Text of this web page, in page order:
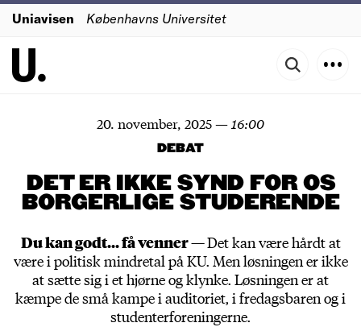
Uniavisen Københavns Universitet
20. november, 2025— 16:00
DEBAT
DET ER IKKE SYND FOR OS
BORGERLIGE STUDERENDE
Du kan godt... få venner —Det kan være hårdt at
være i politisk mindretal på KU. Men løsningen er ikke
at sætte sig i et hjørne og klynke. Løsningen er at
kæmpe de små kampe i auditoriet, i fredagsbaren og i
studenterforeningerne.